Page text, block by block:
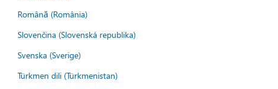
Română (România)
Slovenčina (Slovenská republika)
Svenska (Sverige)
Türkmen dili (Türkmenistan)